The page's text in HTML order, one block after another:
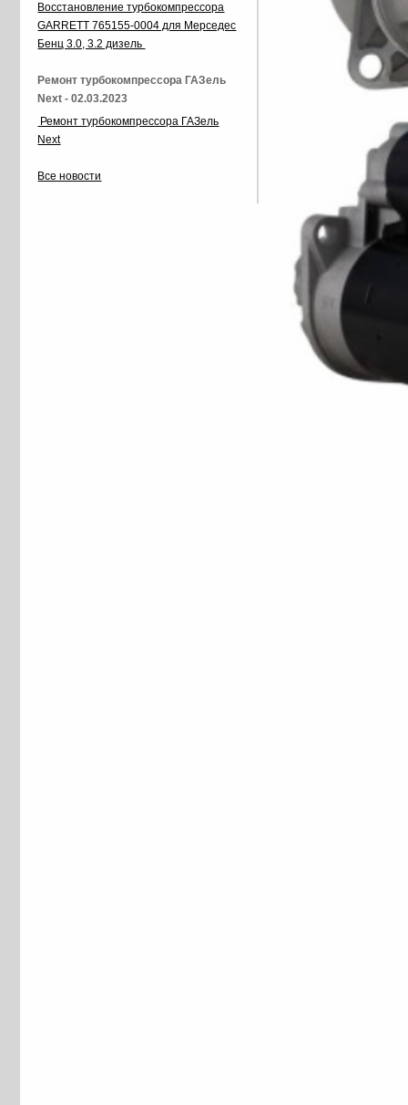
Восстановление турбокомпрессора
GARRETT 765155-0004 для Мерседес
Бенц 3.0, 3.2 дизель
Ремонт турбокомпрессора ГАЗель
Next - 02.03.2023
Ремонт турбокомпрессора ГАЗель
Next
Все новости